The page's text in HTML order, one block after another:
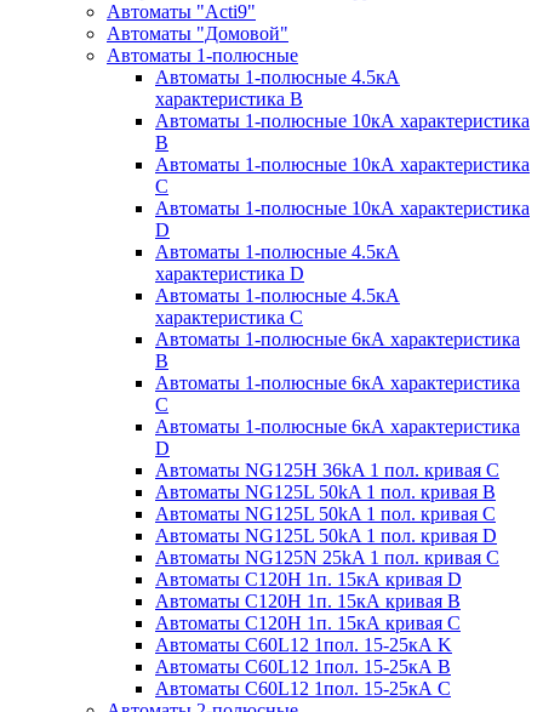
Автоматы "Acti9"
Автоматы "Домовой"
Автоматы 1-полюсные
Автоматы 1-полюсные 4.5кА
характеристика В
Автоматы 1-полюсные 10кА характеристика
B
Автоматы 1-полюсные 10кА характеристика
C
Автоматы 1-полюсные 10кА характеристика
D
Автоматы 1-полюсные 4.5кА
характеристика D
Автоматы 1-полюсные 4.5кА
характеристика С
Автоматы 1-полюсные 6кА характеристика
B
Автоматы 1-полюсные 6кА характеристика
C
Автоматы 1-полюсные 6кА характеристика
D
Автоматы NG125H 36kA 1 пол. кривая C
Автоматы NG125L 50kA 1 пол. кривая B
Автоматы NG125L 50kA 1 пол. кривая C
Автоматы NG125L 50kA 1 пол. кривая D
Автоматы NG125N 25kA 1 пол. кривая C
Автоматы С120H 1п. 15кА кривая D
Автоматы С120H 1п. 15кА кривая В
Автоматы С120H 1п. 15кА кривая С
Автоматы С60L12 1пол. 15-25кА K
Автоматы С60L12 1пол. 15-25кА В
Автоматы С60L12 1пол. 15-25кА С